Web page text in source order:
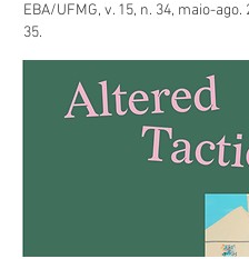
EBA/UFMG, v. 15, n. 34, maio-ago.
35.